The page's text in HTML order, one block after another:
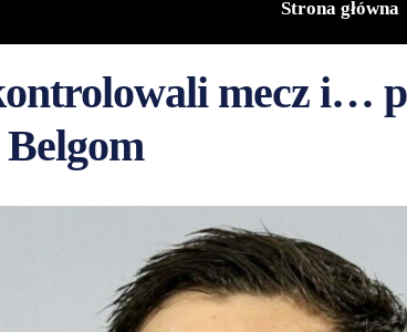
Strona główna
mecz i…
Belgom